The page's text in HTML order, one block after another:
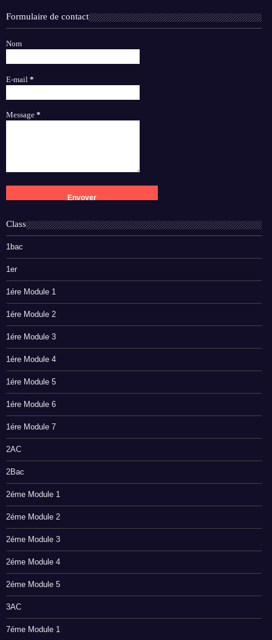
Formulaire de contact
Nom
E-mail *
Message *
Class
1bac
1er
1ére Module 1
1ére Module 2
1ére Module 3
1ére Module 4
1ére Module 5
1ére Module 6
1ére Module 7
2AC
2Bac
2éme Module 1
2éme Module 2
2éme Module 3
2éme Module 4
2éme Module 5
3AC
7éme Module 1